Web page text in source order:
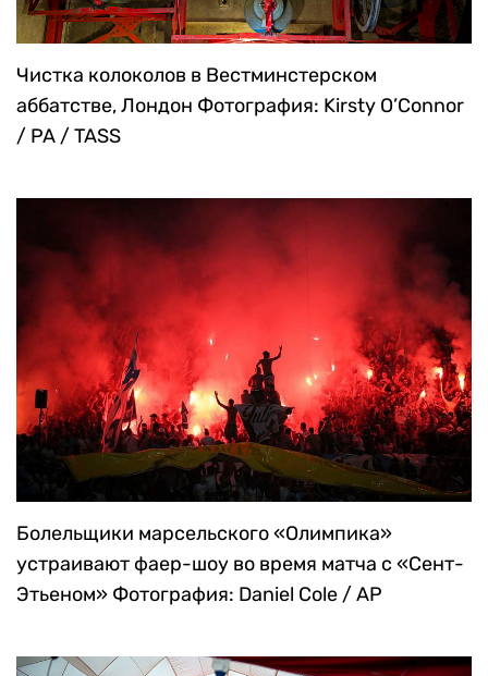
Чистка колоколов в Вестминстерском
аббатстве, Лондон Фотография: Kirsty O’Connor
/ PA / TASS
Болельщики марсельского «Олимпика»
устраивают фаер-шоу во время матча с «Сент-
Этьеном» Фотография: Daniel Cole / AP